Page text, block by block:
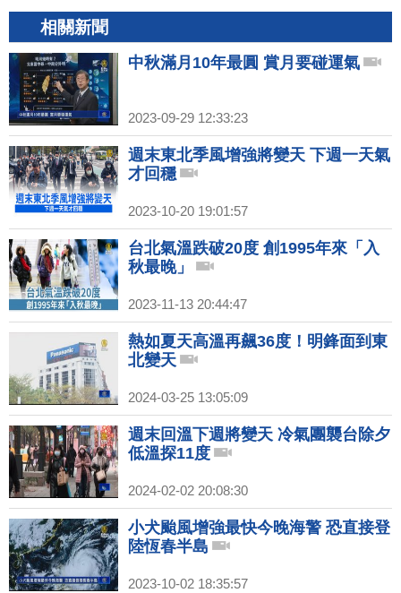
相關新聞
中秋滿月10年最圓 賞月要碰運氣
2023-09-29 12:33:23
週末東北季風增強將變天 下週一天氣
才回穩
2023-10-20 19:01:57
台北氣溫跌破20度 創1995年來「入
秋最晚」
2023-11-13 20:44:47
熱如夏天高溫再飆36度！明鋒面到東
北變天
2024-03-25 13:05:09
週末回溫下週將變天 冷氣團襲台除夕
低溫探11度
2024-02-02 20:08:30
小犬颱風增強最快今晚海警 恐直接登
陸恆春半島
2023-10-02 18:35:57